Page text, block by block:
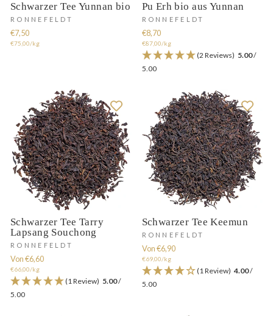
Schwarzer Tee Yunnan bio
RONNEFELDT
€7,50
€75,00/kg
Pu Erh bio aus Yunnan
RONNEFELDT
€8,70
€87,00/kg
(2 Reviews) 5.00/
5.00
Schwarzer Tee Tarry
Lapsang Souchong
RONNEFELDT
Von €6,60
€66,00/kg
(1 Review) 5.00/
5.00
Schwarzer Tee Keemun
RONNEFELDT
Von €6,90
€69,00/kg
(1 Review) 4.00/
5.00